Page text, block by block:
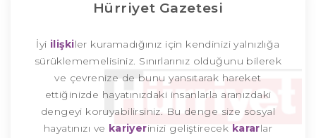
Hürriyet Gazetesi
İyi ilişkiler kuramadığınız için kendinizi yalnızlığa
sürüklememelisiniz. Sınırlarınız olduğunu bilerek
ve çevrenize de bunu yansıtarak hareket
ettiğinizde hayatınızdaki insanlarla aranızdaki
dengeyi koruyabilirsiniz. Bu denge size sosyal
hayatınızı ve kariyerinizi geliştirecek kararlar